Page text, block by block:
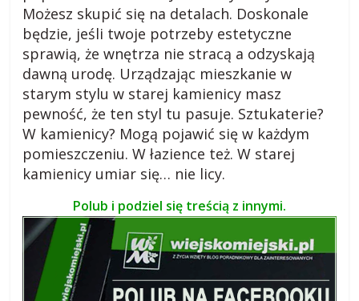
Możesz skupić się na detalach. Doskonale
będzie, jeśli twoje potrzeby estetyczne
sprawią, że wnętrza nie stracą a odzyskają
dawną urodę. Urządzając mieszkanie w
starym stylu w starej kamienicy masz
pewność, że ten styl tu pasuje. Sztukaterie?
W kamienicy? Mogą pojawić się w każdym
pomieszczeniu. W łazience też. W starej
kamienicy umiar się… nie licy.
Polub i podziel się treścią z innymi.